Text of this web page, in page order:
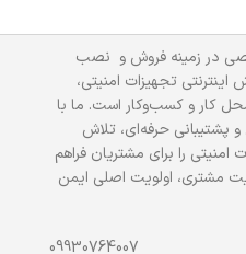
در زمینه فروش و نصب
اصفهان و 6 سال فروش اینترنتی تجهیزات امنیتی،
کار و کسب‌وکار است. ما با
پشتیبانی حرفه‌ای، تلاش
را برای مشتریان فراهم
مشتری، اولویت اصلی ایمن
09930764007